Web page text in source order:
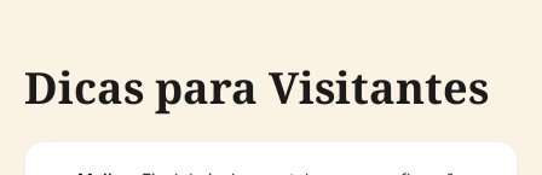
Dicas para Visitantes